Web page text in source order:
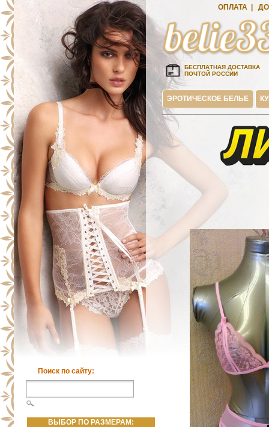
Поиск по сайту:
ВЫБОР ПО РАЗМЕРАМ:
ОПЛАТА
БЕСПЛАТНАЯ ДОСТАВКА
ПОЧТОЙ РОССИИ
ЭРОТИЧЕСКОЕ БЕЛЬЕ